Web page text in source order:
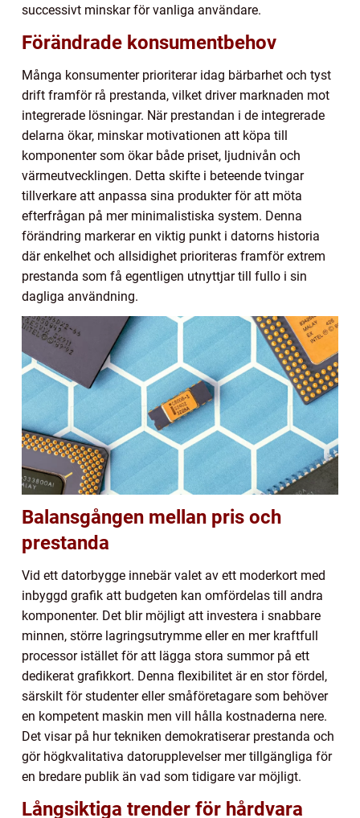
successivt minskar för vanliga användare.
Förändrade konsumentbehov
Många konsumenter prioriterar idag bärbarhet och tyst
drift framför rå prestanda, vilket driver marknaden mot
integrerade lösningar. När prestandan i de integrerade
delarna ökar, minskar motivationen att köpa till
komponenter som ökar både priset, ljudnivån och
värmeutvecklingen. Detta skifte i beteende tvingar
tillverkare att anpassa sina produkter för att möta
efterfrågan på mer minimalistiska system. Denna
förändring markerar en viktig punkt i datorns historia
där enkelhet och allsidighet prioriteras framför extrem
prestanda som få egentligen utnyttjar till fullo i sin
dagliga användning.
Balansgången mellan pris och
prestanda
Vid ett datorbygge innebär valet av ett moderkort med
inbyggd grafik att budgeten kan omfördelas till andra
komponenter. Det blir möjligt att investera i snabbare
minnen, större lagringsutrymme eller en mer kraftfull
processor istället för att lägga stora summor på ett
dedikerat grafikkort. Denna flexibilitet är en stor fördel,
särskilt för studenter eller småföretagare som behöver
en kompetent maskin men vill hålla kostnaderna nere.
Det visar på hur tekniken demokratiserar prestanda och
gör högkvalitativa datorupplevelser mer tillgängliga för
en bredare publik än vad som tidigare var möjligt.
Långsiktiga trender för hårdvara